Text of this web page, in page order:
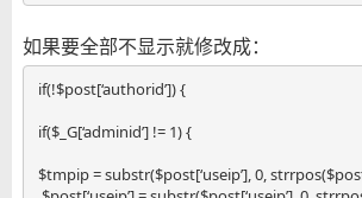
如果要全部不显示就修改成：
if(!$post[‘authorid’]) {
if($_G[‘adminid’] != 1) {
$tmpip = substr($post[‘useip’], 0,